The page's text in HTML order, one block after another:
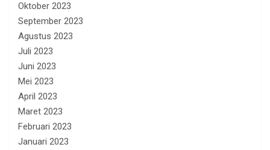
Oktober 2023
September 2023
Agustus 2023
Juli 2023
Juni 2023
Mei 2023
April 2023
Maret 2023
Februari 2023
Januari 2023